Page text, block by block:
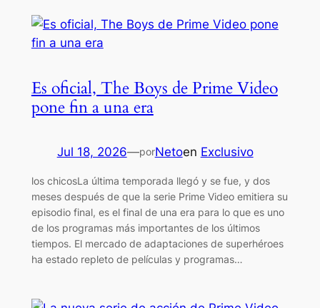
Es oficial, The Boys de Prime Video
pone fin a una era
Jul 18, 2026—porNetoen Exclusivo
los chicosLa última temporada llegó y se fue, y dos
meses después de que la serie Prime Video emitiera su
episodio final, es el final de una era para lo que es uno
de los programas más importantes de los últimos
tiempos. El mercado de adaptaciones de superhéroes
ha estado repleto de películas y programas…